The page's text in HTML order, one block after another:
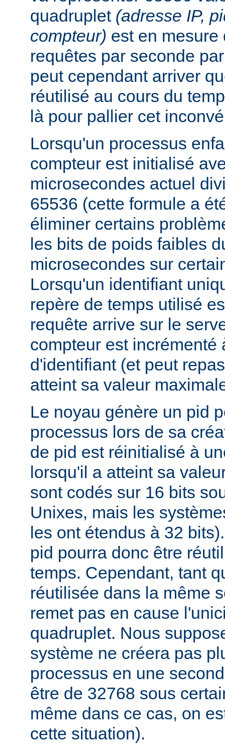
quadruplet (adresse IP,
compteur) est en
requêtes par seconde
peut cependant arriver
réutilisé au cours du
là pour pallier cet
Lorsqu'un processus
compteur est initialisé
microsecondes actuel
65536 (cette formule a
éliminer certains
les bits de poids faibles
microsecondes sur
Lorsqu'un identifiant
repère de temps utilisé
requête arrive sur le
compteur est incrémenté
d'identifiant (et peut
atteint sa valeur
Le noyau génère un pid
processus lors de sa
de pid est réinitialisé à
lorsqu'il a atteint sa
sont codés sur 16 bits
Unixes, mais les
les ont étendus à 32
pid pourra donc être
temps. Cependant, tant
réutilisée dans la même
remet pas en cause
quadruplet. Nous
système ne créera pas
processus en une
être de 32768 sous
même dans ce cas, on
cette situation).